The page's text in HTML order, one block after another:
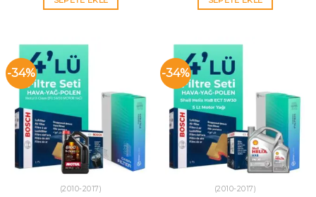
-34%
(2010-2017)
-34%
(2010-2017)